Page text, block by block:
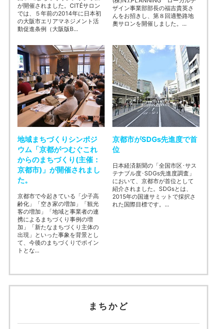
が開催されました。CITÉサロン
では、５年前の2014年に日本初
の大阪市エリアマネジメント活
動促進条例（大阪版B...
ザイン事業部部長の福吉貴英さ
んをお招きし、第８回適塾路地
奧サロンを開催しました。...
地域まちづくりシンポジ
ウム「京都がつむぐこれ
からのまちづくり(主催：
京都市)」が開催されまし
た。
京都市で今起きている「少子高
齢化」「空き家の増加」「観光
客の増加」「地域と事業者の連
携によるまちづくり事例の増
加」「新たなまちづくり主体の
出現」といった事象を背景とし
て、今後のまちづくりでポイン
トとな...
京都市がSDGs先進度で首
位
日本経済新聞の「全国市区･サス
テナブル度･SDGs先進度調査」
において、京都市が首位として
紹介されました。SDGsとは、
2015年の国連サミットで採択さ
れた国際目標です。...
まちかど